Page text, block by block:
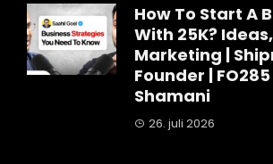
How To Start A
With 25K?
Marketing |
Founder |
Shamani
26. juli 2026